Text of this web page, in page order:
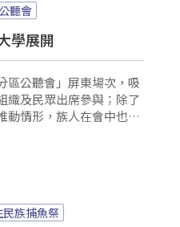
聽會
學展開
區公聽會」屏東場次，吸
織及民眾出席參與；除了
動情形，族人在會中也針
假、都會區集會所、社
族捕魚祭